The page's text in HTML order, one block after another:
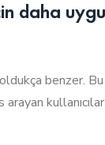
daha
benzer.
kullanıcılar